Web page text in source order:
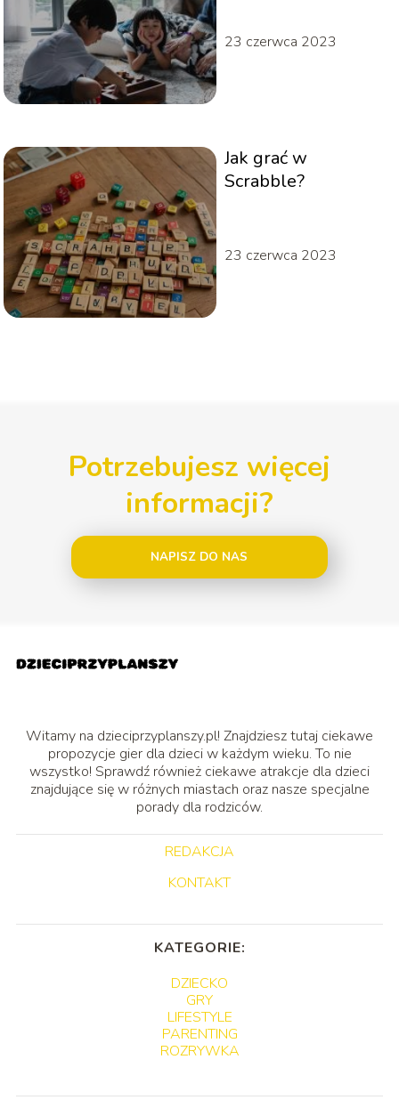
23 czerwca 2023
Jak grać w
Scrabble?
23 czerwca 2023
Potrzebujesz więcej
informacji?
NAPISZ DO NAS
Witamy na dzieciprzyplanszy.pl! Znajdziesz tutaj ciekawe
propozycje gier dla dzieci w każdym wieku. To nie
wszystko! Sprawdź również ciekawe atrakcje dla dzieci
znajdujące się w różnych miastach oraz nasze specjalne
porady dla rodziców.
REDAKCJA
KONTAKT
KATEGORIE:
DZIECKO
GRY
LIFESTYLE
PARENTING
ROZRYWKA